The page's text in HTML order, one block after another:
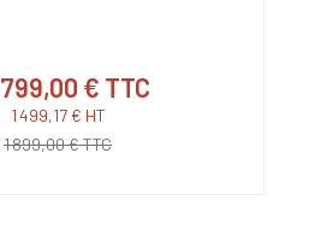
799,00 € TTC
1 499,17 € HT
1 899,00 € TTC